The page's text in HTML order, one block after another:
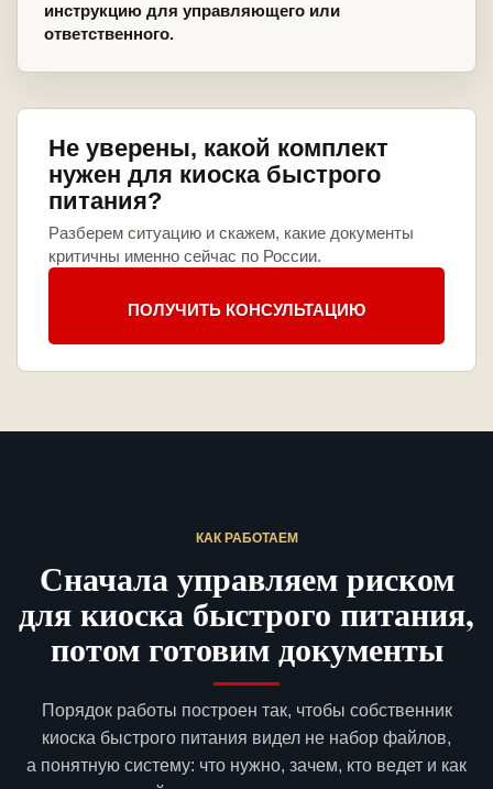
инструкцию для управляющего или
ответственного.
Не уверены, какой комплект
нужен для киоска быстрого
питания?
Разберем ситуацию и скажем, какие документы
критичны именно сейчас по России.
ПОЛУЧИТЬ КОНСУЛЬТАЦИЮ
КАК РАБОТАЕМ
Сначала управляем риском
для киоска быстрого питания,
потом готовим документы
Порядок работы построен так, чтобы собственник
киоска быстрого питания видел не набор файлов,
а понятную систему: что нужно, зачем, кто ведет и как